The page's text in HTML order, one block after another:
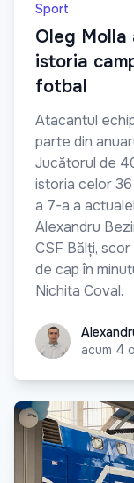
Sport
Oleg Molla
istoria
fotbal
Atacantul
parte din
Jucătorul de
istoria celor
a 7-a a
Alexandru
CSF Bălți,
de cap în
Nichita Coval.
Alexandru
acum 4